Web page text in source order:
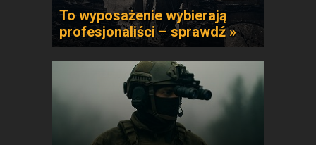
To wyposażenie wybierają
profesjonaliści – sprawdź »